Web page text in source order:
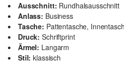
Ausschnitt: Rundhalsausschnitt
Anlass: Business
Tasche: Pattentasche,
Druck: Schriftprint
Ärmel: Langarm
Stil: klassisch